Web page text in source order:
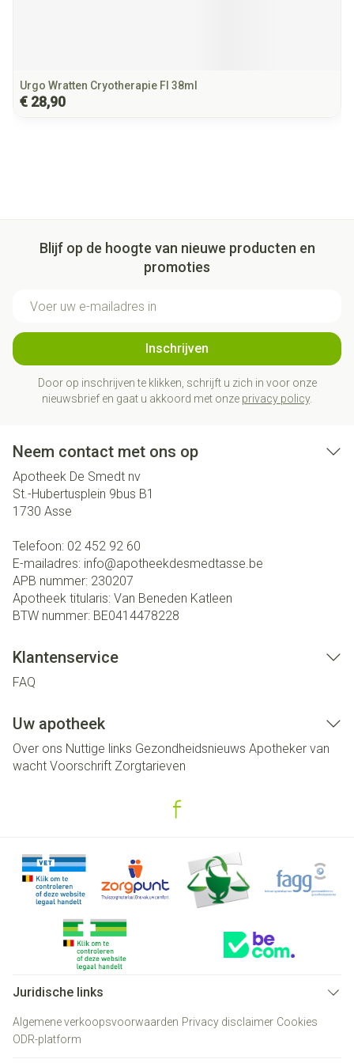
Urgo Wratten Cryotherapie Fl 38ml
€ 28,90
Blijf op de hoogte van nieuwe producten en
promoties
Inschrijven
Door op inschrijven te klikken, schrijft u zich in voor onze
nieuwsbrief en gaat u akkoord met onze privacy policy.
Neem contact met ons op
Apotheek De Smedt nv
St.-Hubertusplein 9bus B1
1730 Asse
Telefoon: 02 452 92 60
E-mailadres: info@apotheekdesmedtasse.be
APB nummer: 230207
Apotheek titularis: Van Beneden Katleen
BTW nummer: BE0414478228
Klantenservice
FAQ
Uw apotheek
Over ons Nuttige links Gezondheidsnieuws Apotheker van
wacht Voorschrift Zorgtarieven
Juridische links
Algemene verkoopsvoorwaarden Privacy disclaimer Cookies
ODR-platform